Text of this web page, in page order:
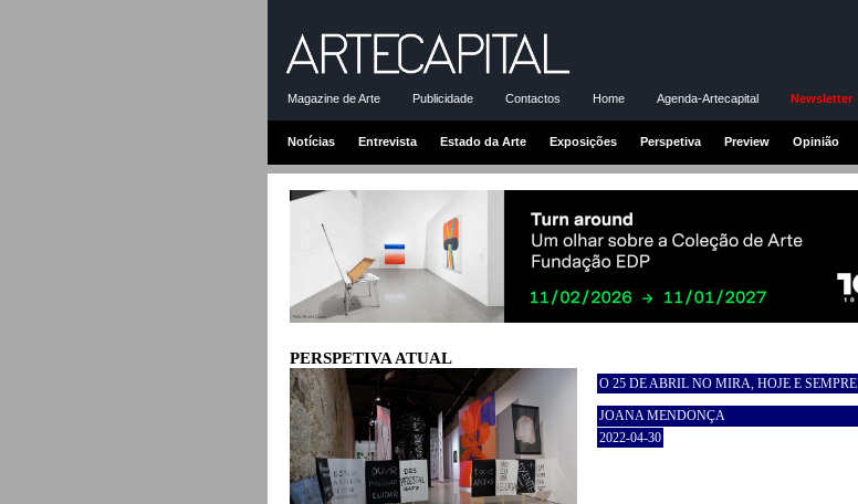
Magazine de Arte Publicidade Contactos Home Agenda-Artecapital Newsletter
Notícias Entrevista Estado da Arte Exposições Perspetiva Preview Opinião
PERSPETIVA ATUAL
O 25 DE ABRIL NO MIRA, HOJE E SEMPRE
JOANA MENDONÇA
2022-04-30